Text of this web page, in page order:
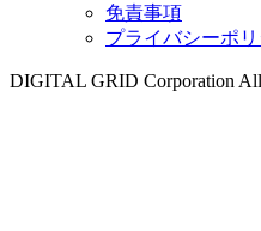
免責事項
プライバシーポ
DIGITAL GRID Corporation All